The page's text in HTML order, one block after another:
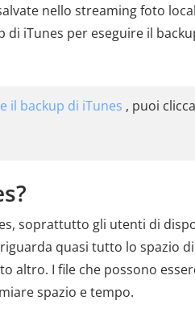
nello streaming foto
iTunes per eseguire il
il backup di iTunes , puoi
soprattutto gli utenti di
quasi tutto lo spazio di
altro. I file che possono
spazio e tempo.